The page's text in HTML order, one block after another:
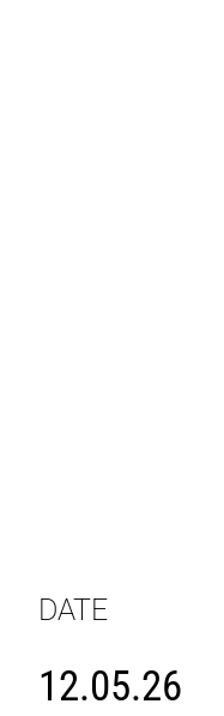
DATE
12.05.26